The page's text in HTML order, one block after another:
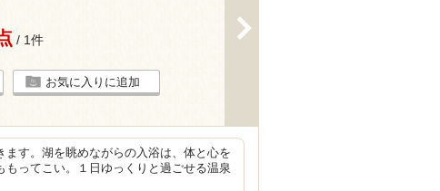
/ 1件
お気に入りに追加
す。湖を眺めながらの入浴は、体と心を
ってこい。１日ゆっくりと過ごせる温泉